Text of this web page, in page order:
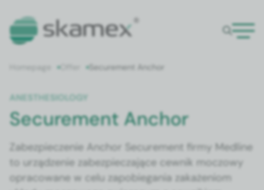
Offer Secure­ment Anchor
ANES­THE­SI­OL­O­GY
Securement Anchor
Zabez­piecze­nie Anchor Secure­ment firmy Med­line
to urządze­nie zabez­piecza­jące cewnik moc­zowy
opra­cow­ane w celu zapo­b­ie­ga­nia zakaże­niom